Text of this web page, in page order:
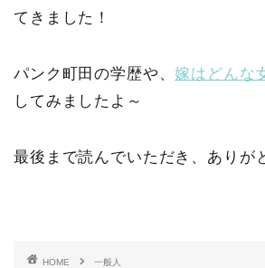
てきました！
パンク町田の学歴や、嫁はどんな
してみましたよ～
最後まで読んでいただき、ありが
HOME
一般人